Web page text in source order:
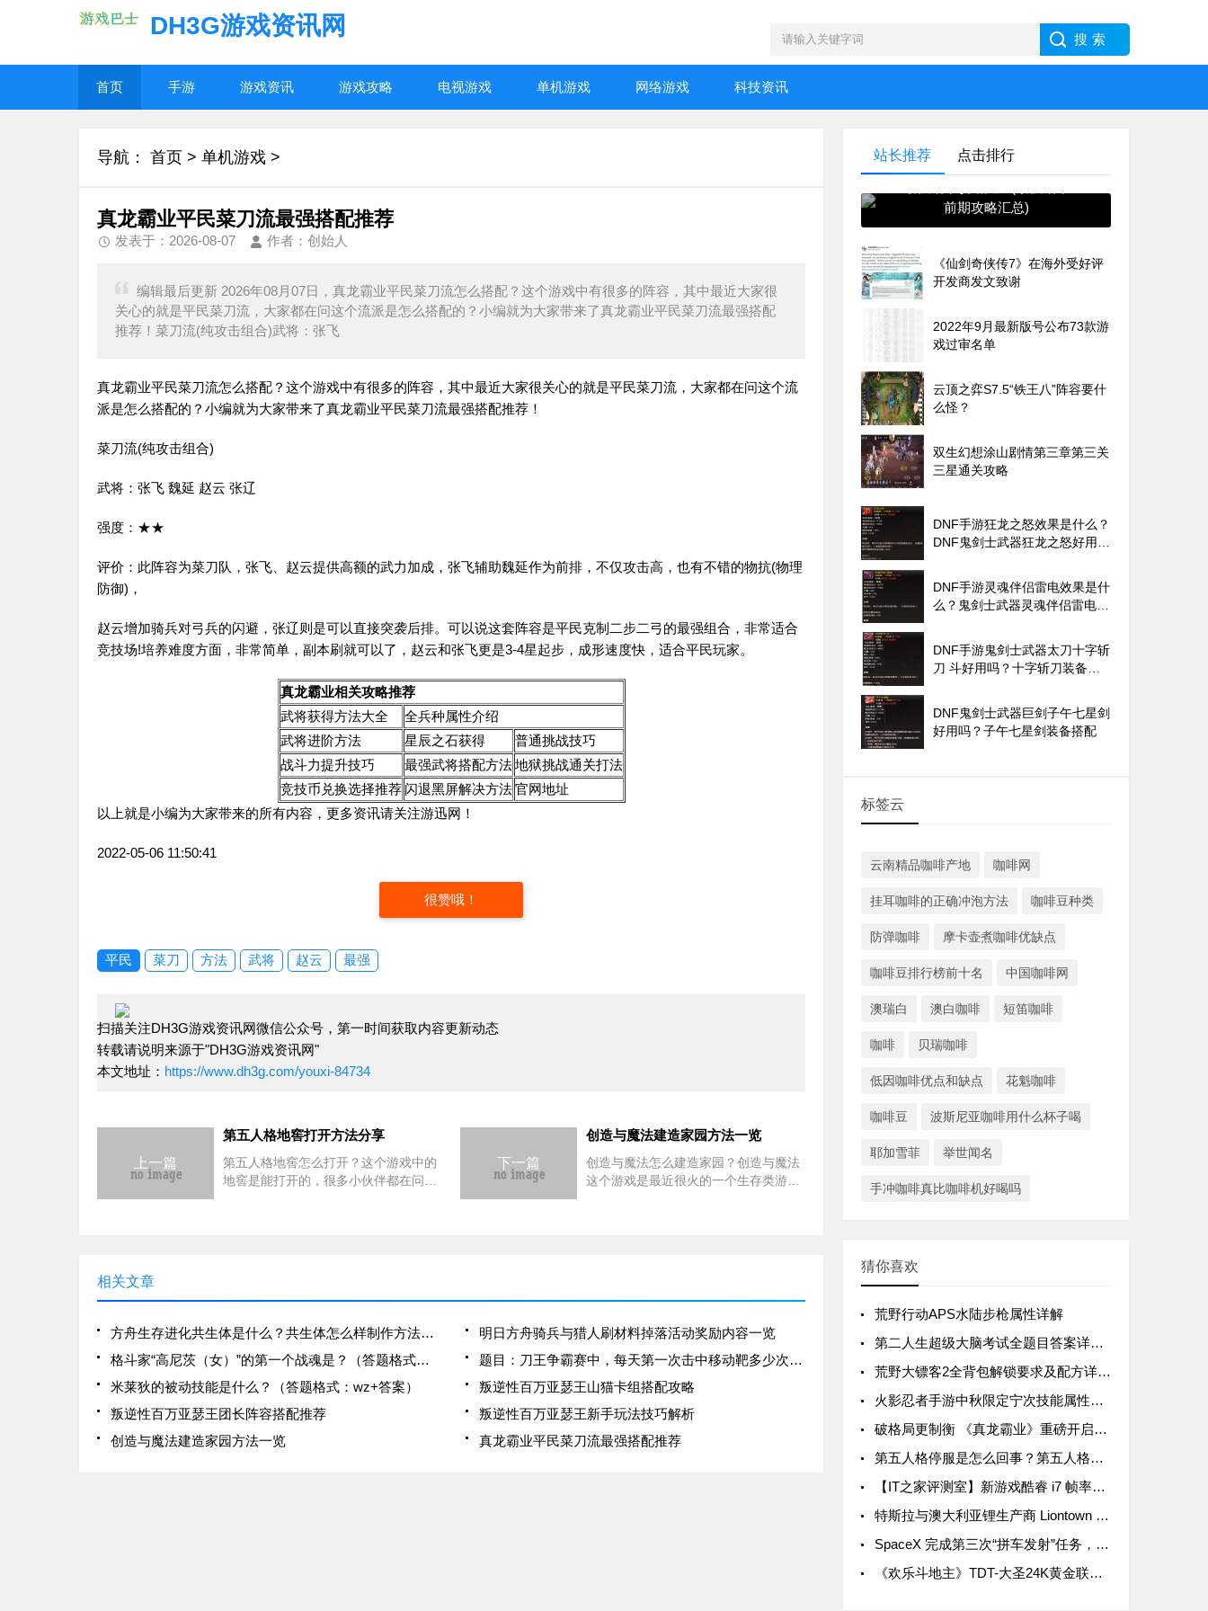
DH3G游戏资讯网
首页 手游 游戏资讯 游戏攻略 电视游戏 单机游戏 网络游戏 科技资讯
导航： 首页 > 单机游戏 >
真龙霸业平民菜刀流最强搭配推荐
发表于：2026-08-07 作者：创始人
编辑最后更新 2026年08月07日，真龙霸业平民菜刀流怎么搭配？这个游戏中有很多的阵容，其中最近大家很
关心的就是平民菜刀流，大家都在问这个流派是怎么搭配的？小编就为大家带来了真龙霸业平民菜刀流最强搭配
推荐！菜刀流(纯攻击组合)武将：张飞
真龙霸业平民菜刀流怎么搭配？这个游戏中有很多的阵容，其中最近大家很关心的就是平民菜刀流，大家都在问这个流
派是怎么搭配的？小编就为大家带来了真龙霸业平民菜刀流最强搭配推荐！
菜刀流(纯攻击组合)
武将：张飞 魏延 赵云 张辽
强度：★★
评价：此阵容为菜刀队，张飞、赵云提供高额的武力加成，张飞辅助魏延作为前排，不仅攻击高，也有不错的物抗(物理
防御)，
赵云增加骑兵对弓兵的闪避，张辽则是可以直接突袭后排。可以说这套阵容是平民克制二步二弓的最强组合，非常适合
竞技场!培养难度方面，非常简单，副本刷就可以了，赵云和张飞更是3-4星起步，成形速度快，适合平民玩家。
真龙霸业相关攻略推荐
武将获得方法大全
全兵种属性介绍
武将进阶方法
星辰之石获得
普通挑战技巧
战斗力提升技巧
最强武将搭配方法 地狱挑战通关打法
竞技币兑换选择推荐 闪退黑屏解决方法 官网地址
以上就是小编为大家带来的所有内容，更多资讯请关注游迅网！
2022-05-06 11:50:41
很赞哦！
平民 菜刀 方法 武将 赵云 最强
扫描关注DH3G游戏资讯网微信公众号，第一时间获取内容更新动态
转载请说明来源于"DH3G游戏资讯网"
本文地址： https://www.dh3g.com/youxi-84734
上一篇
第五人格地窖打开方法分享
第五人格地窖怎么打开？这个游戏中的
地窖是能打开的，很多小伙伴都在问这
下一篇
创造与魔法建造家园方法一览
创造与魔法怎么建造家园？创造与魔法
这个游戏是最近很火的一个生存类游
相关文章
方舟生存进化共生体是什么？共生体怎么样制作方法介绍
明日方舟骑兵与猎人刷材料掉落活动奖励内容一览
格斗家“高尼茨（女）”的第一个战魂是？（答题格式：kof+答案）
题目：刀王争霸赛中，每天第一次击中移动靶多少次就能获得当日奖励？（答题格式：cf+答案）
米莱狄的被动技能是什么？（答题格式：wz+答案）
叛逆性百万亚瑟王山猫卡组搭配攻略
叛逆性百万亚瑟王团长阵容搭配推荐
叛逆性百万亚瑟王新手玩法技巧解析
创造与魔法建造家园方法一览
真龙霸业平民菜刀流最强搭配推荐
站长推荐 点击排行
前期攻略汇总)
《仙剑奇侠传7》在海外受好评
开发商发文致谢
2022年9月最新版号公布73款游
戏过审名单
云顶之弈S7.5“铁王八”阵容要什
么怪？
双生幻想涂山剧情第三章第三关
三星通关攻略
DNF手游狂龙之怒效果是什么？
DNF鬼剑士武器狂龙之怒好用
DNF手游灵魂伴侣雷电效果是什
么？鬼剑士武器灵魂伴侣雷电好
DNF手游鬼剑士武器太刀十字斩
刀 斗好用吗？十字斩刀装备搭
DNF鬼剑士武器巨剑子午七星剑
好用吗？子午七星剑装备搭配
标签云
云南精品咖啡产地 咖啡网
挂耳咖啡的正确冲泡方法 咖啡豆种类
防弹咖啡 摩卡壶煮咖啡优缺点
咖啡豆排行榜前十名 中国咖啡网
澳瑞白 澳白咖啡 短笛咖啡
咖啡 贝瑞咖啡
低因咖啡优点和缺点 花魁咖啡
咖啡豆 波斯尼亚咖啡用什么杯子喝
耶加雪菲 举世闻名
手冲咖啡真比咖啡机好喝吗
猜你喜欢
荒野行动APS水陆步枪属性详解
第二人生超级大脑考试全题目答案详解汇总
荒野大镖客2全背包解锁要求及配方详解汇总
火影忍者手游中秋限定宁次技能属性详解
破格局更制衡 《真龙霸业》重磅开启SLG3.0时代
第五人格停服是怎么回事？第五人格停服公告一览
【IT之家评测室】新游戏酷睿 i7 帧率领先 15%，拯救者 Y9000P 与 R9000P 进一步拉开差距
特斯拉与澳大利亚锂生产商 Liontown Resources 签署五年协议，后者股价暴涨近 20%
SpaceX 完成第三次“拼车发射”任务，送 105 颗微型卫星入轨
《欢乐斗地主》TDT-大圣24K黄金联赛首轮周赛战罢 关注大圣Live抢互动豪礼！